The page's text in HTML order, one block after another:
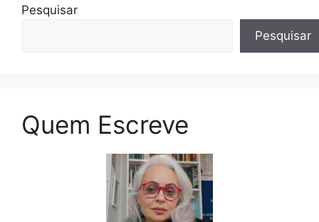
Pesquisar
Pesquisar
Quem Escreve